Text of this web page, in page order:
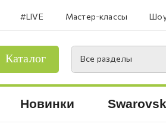
#LIVE Мастер-классы
Каталог Все разделы
Новинки